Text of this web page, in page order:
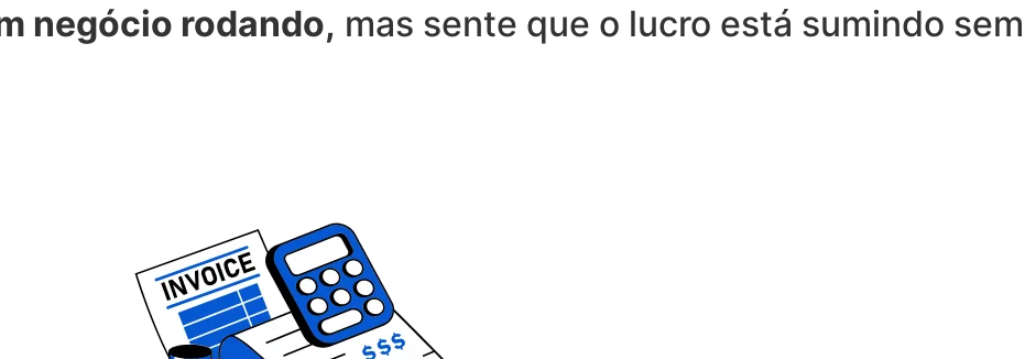
negócio rodando, mas sente que o lucro está sumindo sem